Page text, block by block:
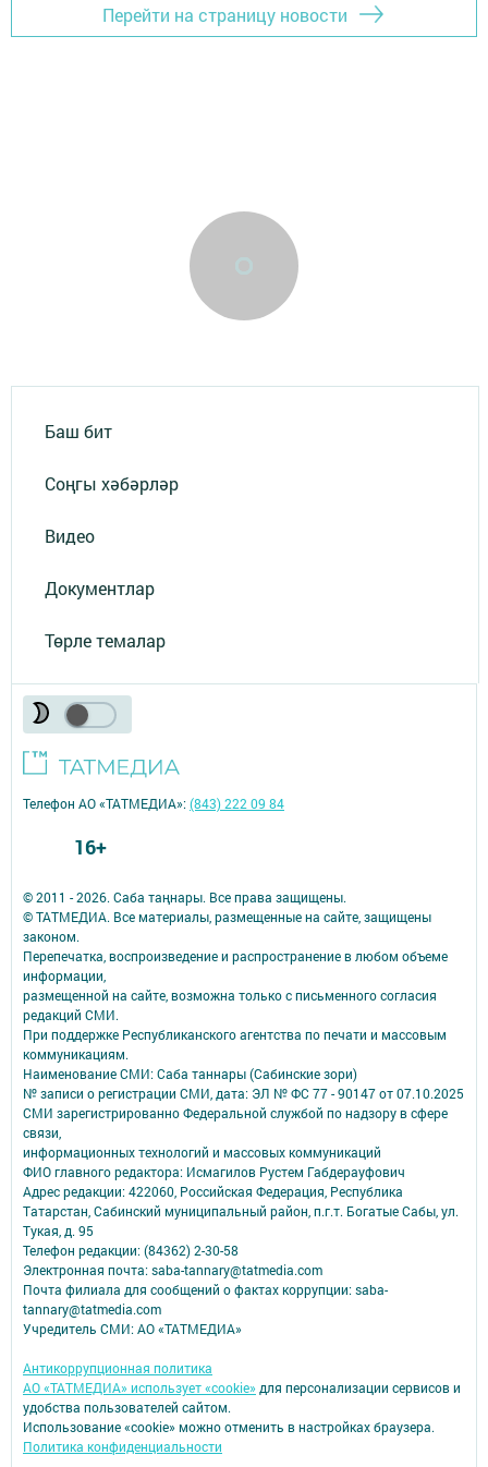
Перейти на страницу новости
Баш бит
Соңгы хәбәрләр
Видео
Документлар
Төрле темалар
© 2011 - 2026. Саба таңнары. Все права защищены.
© ТАТМЕДИА. Все материалы, размещенные на сайте, защищены
законом.
Перепечатка, воспроизведение и распространение в любом объеме
информации,
размещенной на сайте, возможна только с письменного согласия
редакций СМИ.
При поддержке Республиканского агентства по печати и массовым
коммуникациям.
Наименование СМИ: Саба таннары (Сабинские зори)
№ записи о регистрации СМИ, дата: ЭЛ № ФС 77 - 90147 от 07.10.2025
СМИ зарегистрированно Федеральной службой по надзору в сфере
связи,
информационных технологий и массовых коммуникаций
ФИО главного редактора: Исмагилов Рустем Габдерауфович
Адрес редакции: 422060, Российская Федерация, Республика
Татарстан, Сабинский муниципальный район, п.г.т. Богатые Сабы, ул.
Тукая, д. 95
Телефон редакции: (84362) 2-30-58
Электронная почта: saba-tannary@tatmedia.com
Почта филиала для сообщений о фактах коррупции: saba-
tannary@tatmedia.com
Учредитель СМИ: АО «ТАТМЕДИА»
Антикоррупционная политика
АО «ТАТМЕДИА» использует «cookie»для персонализации сервисов и
удобства пользователей сайтом.
Использование «cookie» можно отменить в настройках браузера.
Политика конфиденциальности
Телефон АО «ТАТМЕДИА»:(843) 222 09 84
16+